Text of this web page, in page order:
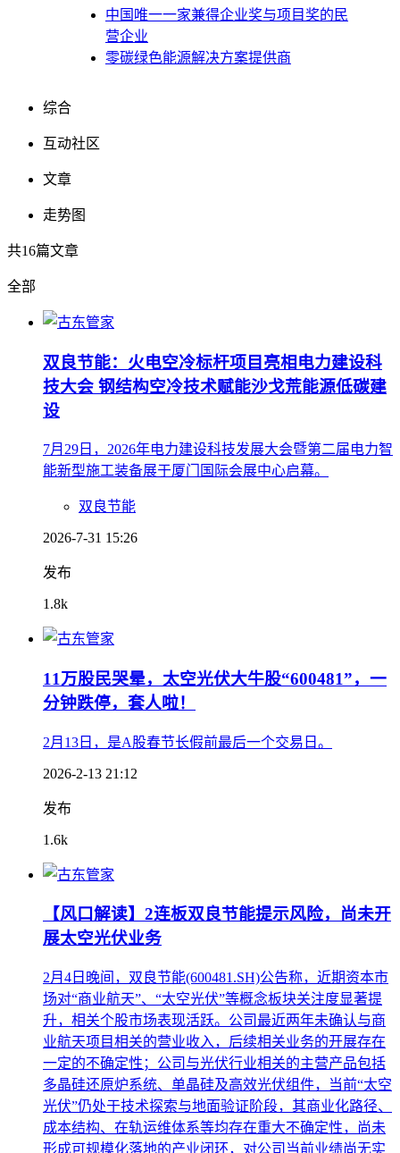
中国唯一一家兼得企业奖与项目奖的民
营企业
零碳绿色能源解决方案提供商
综合
互动社区
文章
走势图
共16篇文章
全部
双良节能：火电空冷标杆项目亮相电力建设科
技大会 钢结构空冷技术赋能沙戈荒能源低碳建
设
​7月29日，2026年电力建设科技发展大会暨第二届电力智
能新型施工装备展于厦门国际会展中心启幕。
双良节能
2026-7-31 15:26
发布
1.8k
11万股民哭晕，太空光伏大牛股“600481”，一
分钟跌停，套人啦！
2月13日，是A股春节长假前最后一个交易日。
2026-2-13 21:12
发布
1.6k
【风口解读】2连板双良节能提示风险，尚未开
展太空光伏业务
2月4日晚间，双良节能(600481.SH)公告称，近期资本市
场对“商业航天”、“太空光伏”等概念板块关注度显著提
升，相关个股市场表现活跃。公司最近两年未确认与商
业航天项目相关的营业收入，后续相关业务的开展存在
一定的不确定性；公司与光伏行业相关的主营产品包括
多晶硅还原炉系统、单晶硅及高效光伏组件，当前“太空
光伏”仍处于技术探索与地面验证阶段，其商业化路径、
成本结构、在轨运维体系等均存在重大不确定性，尚未
形成可规模化落地的产业闭环，对公司当前业绩尚无实